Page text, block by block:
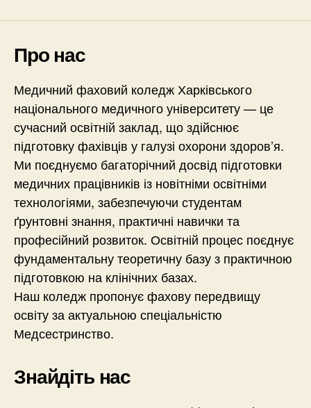
Про нас
Медичний фаховий коледж Харківського
національного медичного університету — це
сучасний освітній заклад, що здійснює
підготовку фахівців у галузі охорони здоров’я.
Ми поєднуємо багаторічний досвід підготовки
медичних працівників із новітніми освітніми
технологіями, забезпечуючи студентам
ґрунтовні знання, практичні навички та
професійний розвиток. Освітній процес поєднує
фундаментальну теоретичну базу з практичною
підготовкою на клінічних базах.
Наш коледж пропонує фахову передвищу
освіту за актуальною спеціальністю
Медсестринство.
Знайдіть нас